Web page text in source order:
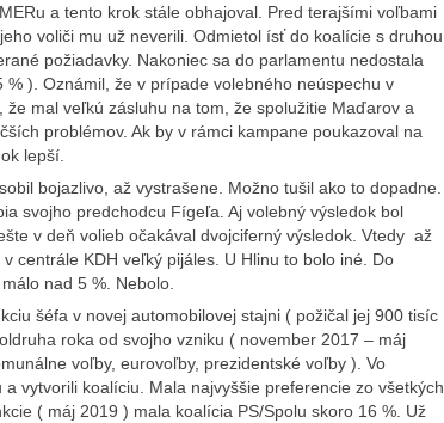
a tento krok stále obhajoval. Pred terajšími voľbami
voliči mu už neverili. Odmietol ísť do koalície s druhou
požiadavky. Nakoniec sa do parlamentu nedostala
). Oznámil, že v prípade volebného neúspechu v
mal veľkú zásluhu na tom, že spolužitie Maďarov a
problémov. Ak by v rámci kampane poukazoval na
lepší.
bojazlivo, až vystrašene. Možno tušil ako to dopadne.
svojho predchodcu Fígeľa. Aj volebný výsledok bol
v deň volieb očakával dvojciferný výsledok. Vtedy až
centrále KDH veľký pijáles. U Hlinu to bolo iné. Do
nad 5 %. Nebolo.
šéfa v novej automobilovej stajni ( požičal jej 900 tisíc
roka od svojho vzniku ( november 2017 – máj
voľby, eurovoľby, prezidentské voľby ). Vo
vytvorili koalíciu. Mala najvyššie preferencie zo všetkých
( máj 2019 ) mala koalícia PS/Spolu skoro 16 %. Už